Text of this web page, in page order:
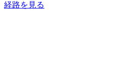
経路を見る